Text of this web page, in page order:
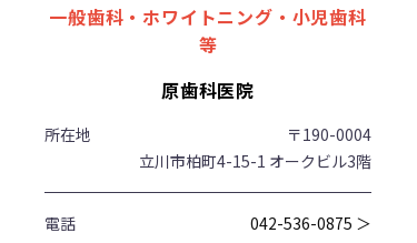
一般歯科・ホワイトニング・小児歯科
等
原歯科医院
所在地
〒190-0004
立川市柏町4-15-1 オークビル3階
電話 042-536-0875 ＞